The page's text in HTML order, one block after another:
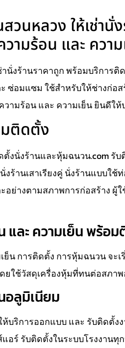
นหลวง ให้เช่า
ามร้อน และ คว
งร้านราคาถูก พร้อมบริการ
ซ่อมแซม ใช้สำหรับให้ช่างก่
ามร้อน และ ความเย็น ยินดีใ
มติดตั้ง
งนั่งร้านและหุ้มฉนวน.com รั
งร้านเสาเรียงคู่ นั่งร้านแบบ
ย่างตามสภาพการก่อสร้าง ผู้
และ ความเย็น พร้อ
น การติดตั้ง การหุ้มฉนวน จะ
ช้วัสดุเครื่องหุ้มที่ทนต่อสภาพ
อลูมิเนียม
บริการออกแบบ และ รับติดตั้
อร์ รับติดตั้งในระบบโรงงา